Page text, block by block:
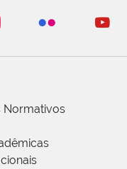
Normativos